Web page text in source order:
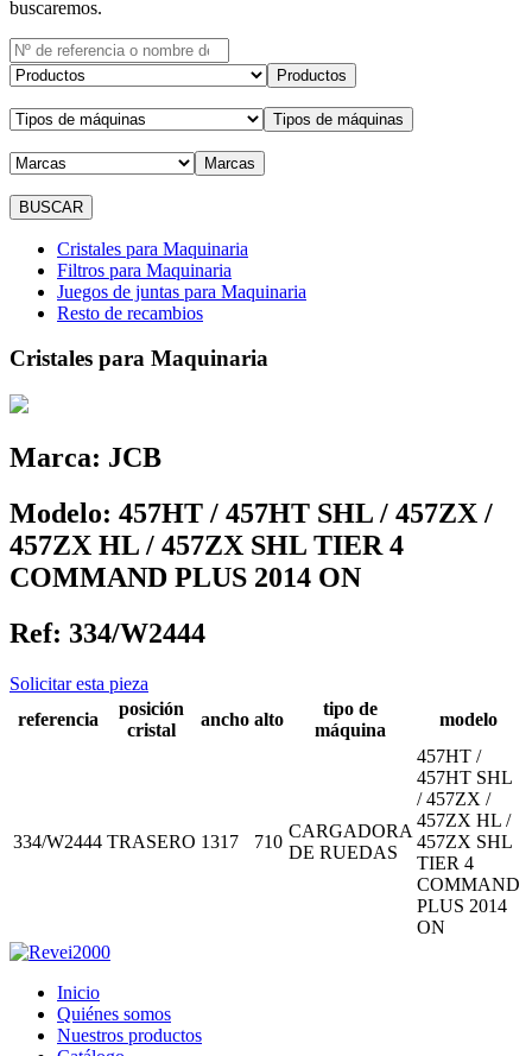
buscaremos.
Productos
Tipos de máquinas
Marcas
Cristales para Maquinaria
Filtros para Maquinaria
Juegos de juntas para Maquinaria
Resto de recambios
Cristales para Maquinaria
Marca: JCB
Modelo: 457HT / 457HT SHL / 457ZX /
457ZX HL / 457ZX SHL TIER 4
COMMAND PLUS 2014 ON
Ref: 334/W2444
Solicitar esta pieza
referencia
posición
cristal
ancho alto
tipo de
máquina
modelo
334/W2444 TRASERO 1317 710
CARGADORA
DE RUEDAS
457HT /
457HT SHL
/ 457ZX /
457ZX HL /
457ZX SHL
TIER 4
COMMAND
PLUS 2014
ON
Inicio
Quiénes somos
Nuestros productos